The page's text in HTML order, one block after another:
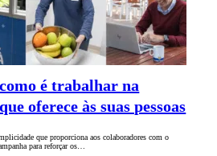
é trabalhar na
oferece às suas pessoas
que proporciona aos colaboradores com o
para reforçar os…